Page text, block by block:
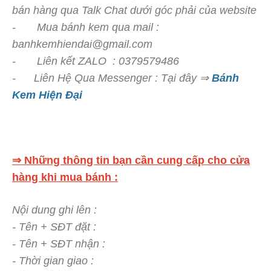
bán hàng qua Talk Chat dưới góc phải của website
- Mua bánh kem qua mail :
banhkemhiendai@gmail.com
- Liên kết ZALO : 0379579486
- Liên Hệ Qua Messenger : Tại đây ⇒ Bánh
Kem Hiện Đại
⇒ Những thông tin bạn cần cung cấp cho cửa
hàng khi mua bánh :
Nội dung ghi lên :
- Tên + SĐT đặt :
- Tên + SĐT nhận :
- Thời gian giao :